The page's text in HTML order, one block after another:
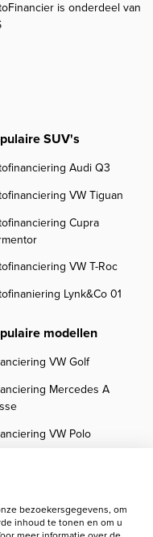
is onderdeel van
SUV's
Audi Q3
VW Tiguan
Cupra
VW T-Roc
Lynk&Co 01
modellen
VW Golf
Mercedes A
VW Polo
bezoekersgegevens, om
inhoud te tonen en om u